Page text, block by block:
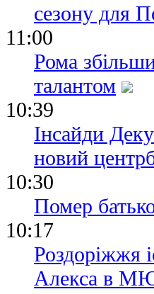
сезону для
11:00
Рома
талантом
10:39
Інсайди
новий
10:30
Помер
10:17
Роздоріжжя
Алекса в